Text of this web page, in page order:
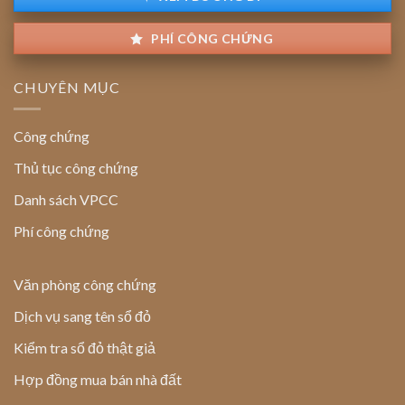
PHÍ CÔNG CHỨNG
CHUYÊN MỤC
Công chứng
Thủ tục công chứng
Danh sách VPCC
Phí công chứng
Văn phòng công chứng
Dịch vụ sang tên sổ đỏ
Kiểm tra sổ đỏ thật giả
Hợp đồng mua bán nhà đất